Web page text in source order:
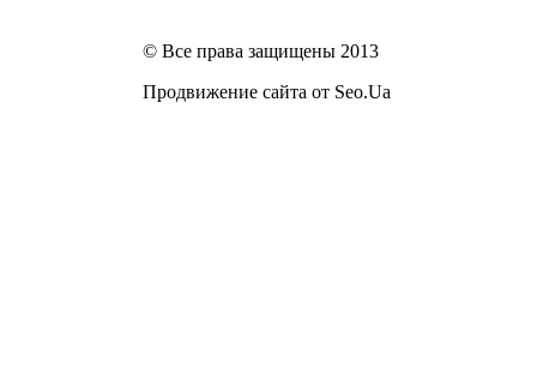
© Все права защищены 2013
Продвижение сайта от Seo.Ua